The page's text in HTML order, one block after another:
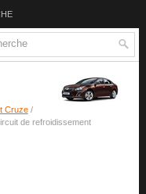
Cruze/
de refroidissement